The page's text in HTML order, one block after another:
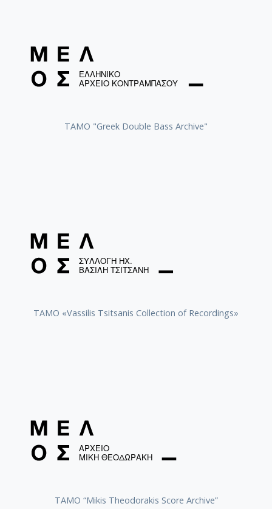
ΤΑΜΟ "Greek Double Bass Archive"
TAMO «Vassilis Tsitsanis Collection of Recordings»
TAMO “Mikis Theodorakis Score Archive”